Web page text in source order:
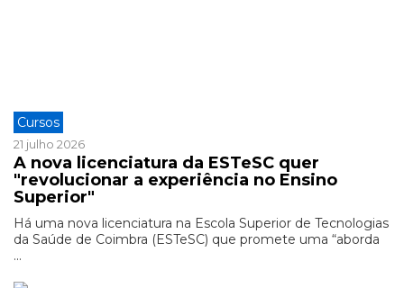
Cursos
21 julho 2026
A nova licenciatura da ESTeSC quer
"revolucionar a experiência no Ensino
Superior"
Há uma nova licenciatura na Escola Superior de Tecnologias
da Saúde de Coimbra (ESTeSC) que promete uma “aborda
...